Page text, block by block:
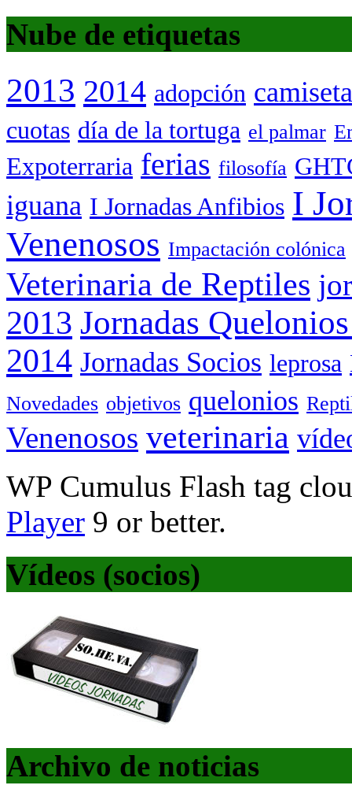
Nube de etiquetas
2013 2014 adopción
cuotas día de la tortuga el palmar
Expoterraria ferias filosofía
iguana I Jornadas Anfibios I
Venenosos Impactación colónica
Veterinaria de Reptiles
2013 Jornadas
2014 Jornadas Socios leprosa
Novedades objetivos quelonios
Venenosos veterinaria
WP Cumulus Flash tag
Player 9 or better.
Vídeos (socios)
Archivo de noticias